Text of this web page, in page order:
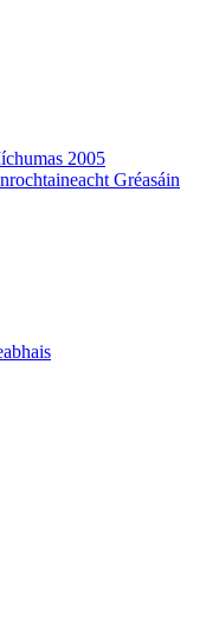
2005
Gréasáin